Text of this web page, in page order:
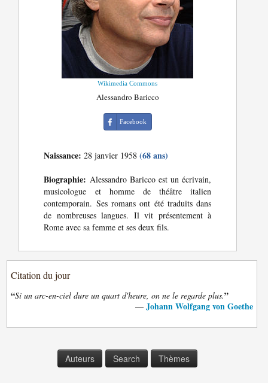
Wikimedia Commons
Alessandro Baricco
Facebook
Naissance: 28 janvier 1958(68 ans)
Biographie: Alessandro Baricco est un écrivain,
musicologue et homme de théâtre italien
contemporain. Ses romans ont été traduits dans
de nombreuses langues. Il vit présentement à
Rome avec sa femme et ses deux fils.
Citation du jour
“Si un arc-en-ciel dure un quart d'heure, on ne le regarde plus.”
— Johann Wolfgang von Goethe
Auteurs Search Thèmes